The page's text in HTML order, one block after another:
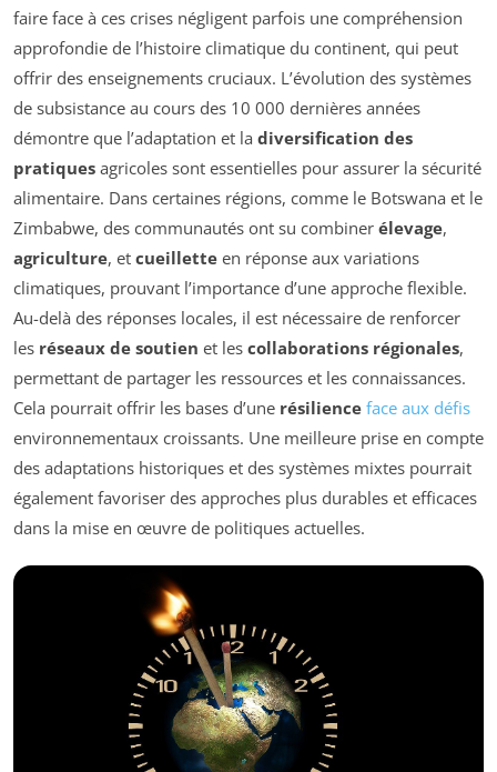
faire face à ces crises négligent parfois une compréhension
approfondie de l’histoire climatique du continent, qui peut
offrir des enseignements cruciaux. L’évolution des systèmes
de subsistance au cours des 10 000 dernières années
démontre que l’adaptation et la diversification des
pratiques agricoles sont essentielles pour assurer la sécurité
alimentaire. Dans certaines régions, comme le Botswana et le
Zimbabwe, des communautés ont su combiner élevage,
agriculture, et cueillette en réponse aux variations
climatiques, prouvant l’importance d’une approche flexible.
Au-delà des réponses locales, il est nécessaire de renforcer
les réseaux de soutien et les collaborations régionales,
permettant de partager les ressources et les connaissances.
Cela pourrait offrir les bases d’une résilience face aux défis
environnementaux croissants. Une meilleure prise en compte
des adaptations historiques et des systèmes mixtes pourrait
également favoriser des approches plus durables et efficaces
dans la mise en œuvre de politiques actuelles.